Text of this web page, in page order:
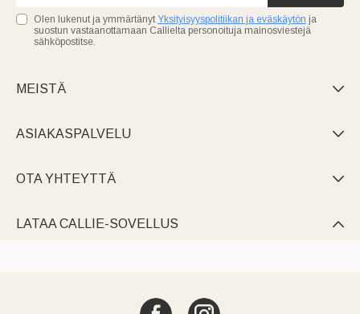
Olen lukenut ja ymmärtänyt Yksityisyyspolitiikan ja eväskäytön ja
suostun vastaanottamaan Callielta personoituja mainosviestejä
sähköpostitse.
MEISTÄ 
ASIAKASPALVELU 
OTA YHTEYTTÄ 
LATAA CALLIE-SOVELLUS 